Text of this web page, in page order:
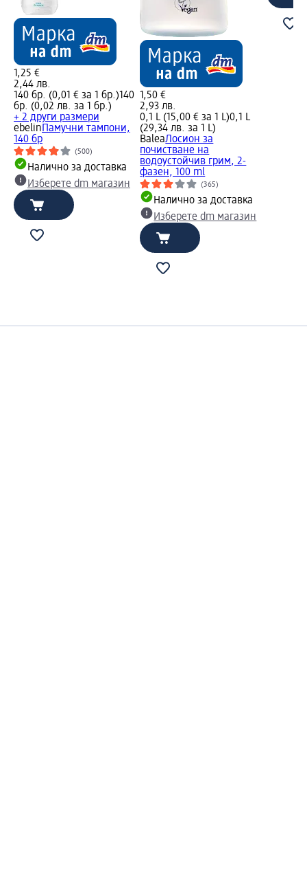
1,25 €
2,44 лв.
140 бр. (0,01 € за 1 бр.)140
бр. (0,02 лв. за 1 бр.)
+ 2 други размери
ebelin Памучни тампони,
140 бр
(500)
Налично за доставка
Изберете dm магазин
1,50 €
2,93 лв.
0,1 L (15,00 € за 1 L)0,1 L
(29,34 лв. за 1 L)
BaleaЛосион за
почистване на
водоустойчив грим, 2-
фазен, 100 ml
(365)
Налично за доставка
Изберете dm магазин